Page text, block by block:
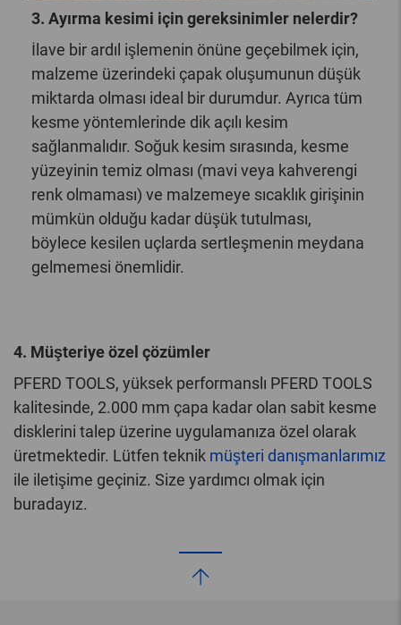
3. Ayırma kesimi için gereksinimler nelerdir?
İlave bir ardıl işlemenin önüne geçebilmek için,
malzeme üzerindeki çapak oluşumunun düşük
miktarda olması ideal bir durumdur. Ayrıca tüm
kesme yöntemlerinde dik açılı kesim
sağlanmalıdır. Soğuk kesim sırasında, kesme
yüzeyinin temiz olması (mavi veya kahverengi
renk olmaması) ve malzemeye sıcaklık girişinin
mümkün olduğu kadar düşük tutulması,
böylece kesilen uçlarda sertleşmenin meydana
gelmemesi önemlidir.
4. Müşteriye özel çözümler
PFERD TOOLS, yüksek performanslı PFERD TOOLS
kalitesinde, 2.000 mm çapa kadar olan sabit kesme
disklerini talep üzerine uygulamanıza özel olarak
üretmektedir. Lütfen teknik müşteri danışmanlarımız
ile iletişime geçiniz. Size yardımcı olmak için
buradayız.